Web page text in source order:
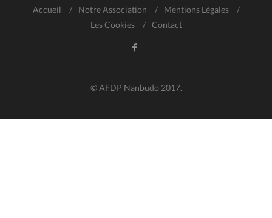
© AFDP Nanbudo 2017.
Accueil / Notre Association / Mentions Légales
/
Les Cookies
/ Contact